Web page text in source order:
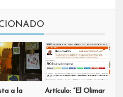
a la
Artículo: “El Olimar